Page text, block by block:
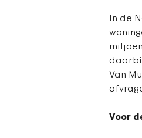
In de
Van
Voor